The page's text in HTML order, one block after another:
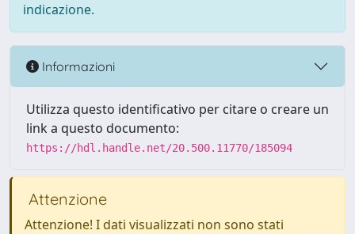
indicazione.
Informazioni
Utilizza questo identificativo per citare o creare un
link a questo documento:
https://hdl.handle.net/20.500.11770/185094
Attenzione
Attenzione! I dati visualizzati non sono stati